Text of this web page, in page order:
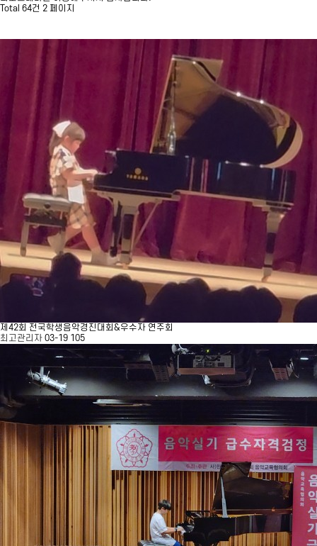
Total 64건 2 페이지
제42회 전국학생음악경진대회&우수자 연주회
최고관리자 03-19 105